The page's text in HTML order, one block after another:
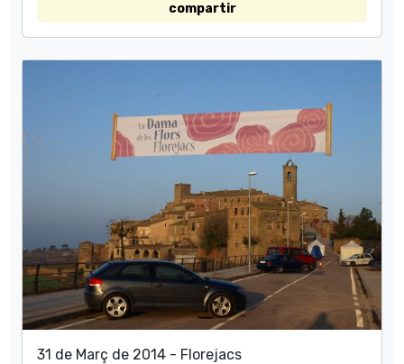
compartir
31 de Març de 2014 - Florejacs